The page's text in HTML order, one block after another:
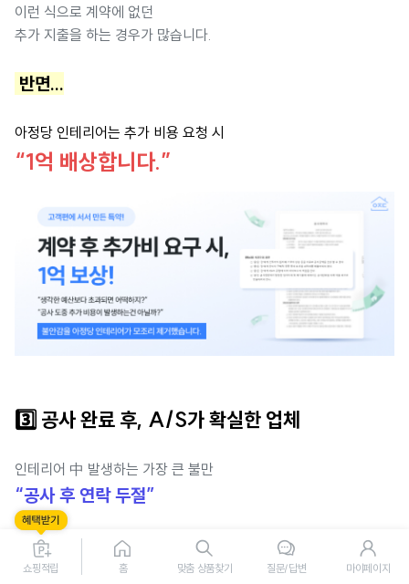
이런 식으로 계약에 없던
추가 지출을 하는 경우가 많습니다.
반면...
아정당 인테리어는 추가 비용 요청 시
“1억 배상합니다.”
3️⃣ 공사 완료 후, A/S가 확실한 업체
인테리어 中 발생하는 가장 큰 불만
“공사 후 연락 두절”
• 하자 생겼는데,
• 연락은 안 받고
쇼핑적립 홈 맞춤 상품찾기 질문/답변 마이페이지